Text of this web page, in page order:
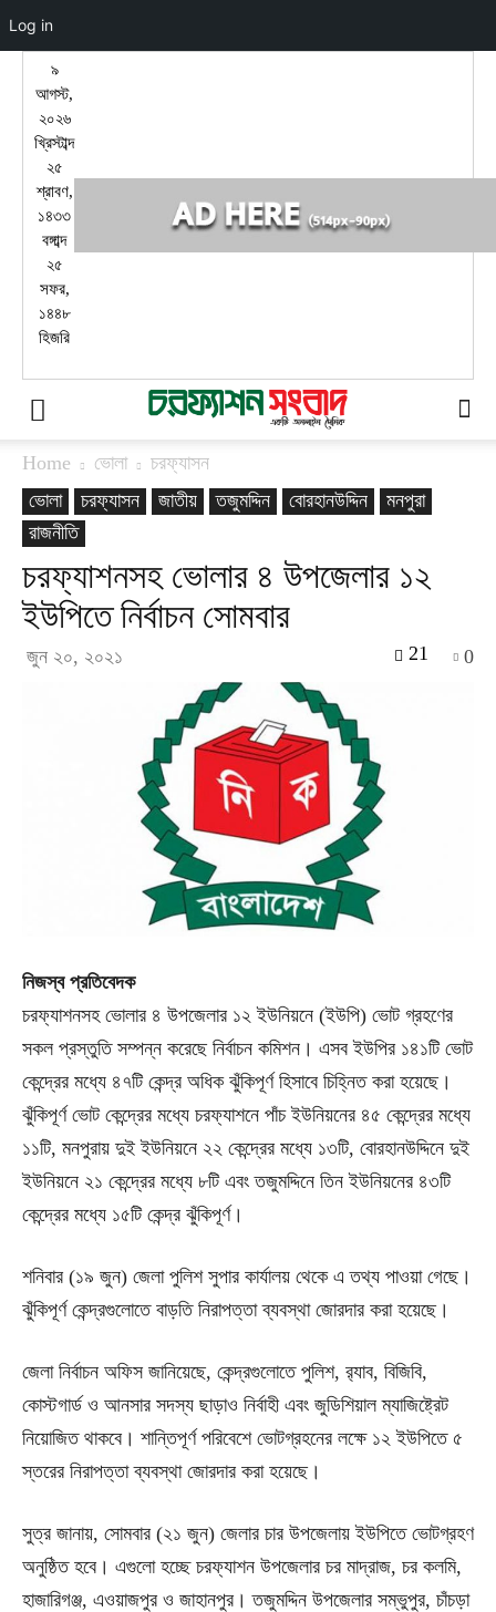
৯
আগস্ট,
২০২৬
খ্রিস্টাব্দ
২৫
শ্রাবণ,
১৪৩৩
বঙ্গাব্দ
২৫
সফর,
১৪৪৮
হিজরি
Home ভোলা
চরফ্যাসন
ভোলা
চরফ্যাসন জাতীয় তজুমদ্দিন বোরহানউদ্দিন
মনপুরা
রাজনীতি
চরফ্যাশনসহ ভোলার ৪ উপজেলার ১২
ইউপিতে নির্বাচন সোমবার
জুন ২০, ২০২১ 0
21
নিজস্ব প্রতিবেদক
চরফ্যাশনসহ ভোলার ৪ উপজেলার ১২ ইউনিয়নে (ইউপি) ভোট গ্রহণের
সকল প্রস্তুতি সম্পন্ন করেছে নির্বাচন কমিশন। এসব ইউপির ১৪১টি ভোট
কেন্দ্রের মধ্যে ৪৭টি কেন্দ্র অধিক ঝুঁকিপূর্ণ হিসাবে চিহ্নিত করা হয়েছে।
ঝুঁকিপূর্ণ ভোট কেন্দ্রের মধ্যে চরফ্যাশনে পাঁচ ইউনিয়নের ৪৫ কেন্দ্রের মধ্যে
১১টি, মনপুরায় দুই ইউনিয়নে ২২ কেন্দ্রের মধ্যে ১৩টি, বোরহানউদ্দিনে দুই
ইউনিয়নে ২১ কেন্দ্রের মধ্যে ৮টি এবং তজুমদ্দিনে তিন ইউনিয়নের ৪৩টি
কেন্দ্রের মধ্যে ১৫টি কেন্দ্র ঝুঁকিপূর্ণ।
শনিবার (১৯ জুন) জেলা পুলিশ সুপার কার্যালয় থেকে এ তথ্য পাওয়া গেছে।
ঝুঁকিপূর্ণ কেন্দ্রগুলোতে বাড়তি নিরাপত্তা ব্যবস্থা জোরদার করা হয়েছে।
জেলা নির্বাচন অফিস জানিয়েছে, কেন্দ্রগুলোতে পুলিশ, র‌্যাব, বিজিবি,
কোস্টগার্ড ও আনসার সদস্য ছাড়াও নির্বাহী এবং জুডিশিয়াল ম্যাজিষ্ট্রেট
নিয়োজিত থাকবে। শান্তিপূর্ণ পরিবেশে ভোটগ্রহনের লক্ষে ১২ ইউপিতে ৫
স্তরের নিরাপত্তা ব্যবস্থা জোরদার করা হয়েছে।
সুত্র জানায়, সোমবার (২১ জুন) জেলার চার উপজেলায় ইউপিতে ভোটগ্রহণ
অনুষ্ঠিত হবে। এগুলো হচ্ছে চরফ্যাশন উপজেলার চর মাদ্রাজ, চর কলমি,
হাজারিগঞ্জ, এওয়াজপুর ও জাহানপুর। তজুমদ্দিন উপজেলার সম্ভুপুর, চাঁচড়া
Log in